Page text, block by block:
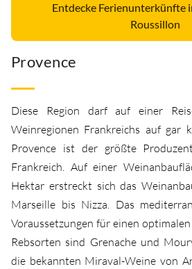
Entdecke Ferienunterkünfte
Roussillon
Provence
Diese Region darf auf einer
Weinregionen Frankreichs auf gar
Provence ist der größte
Frankreich. Auf einer
Hektar erstreckt sich das
Marseille bis Nizza. Das
Voraussetzungen für einen
Rebsorten sind Grenache und
die bekannten Miraval-Weine von